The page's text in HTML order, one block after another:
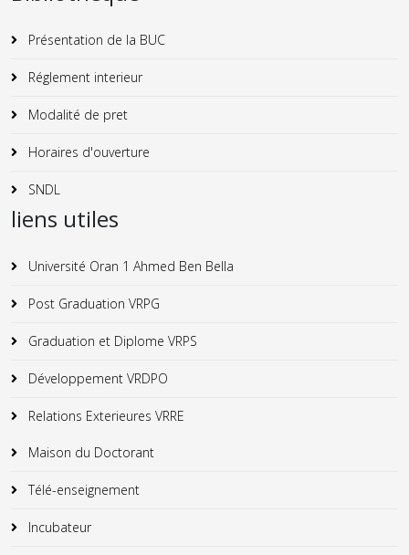
Présentation de la BUC
Réglement interieur
Modalité de pret
Horaires d'ouverture
SNDL
liens utiles
Université Oran 1 Ahmed Ben Bella
Post Graduation VRPG
Graduation et Diplome VRPS
Développement VRDPO
Relations Exterieures VRRE
Maison du Doctorant
Télé-enseignement
Incubateur